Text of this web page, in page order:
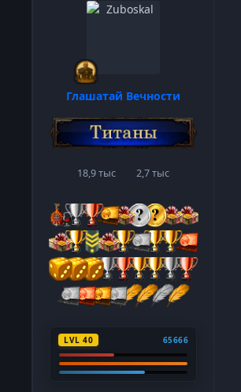
Глашатай Вечности
18,9 тыссообщения2,7 тысРепутация
LVL 40 65666